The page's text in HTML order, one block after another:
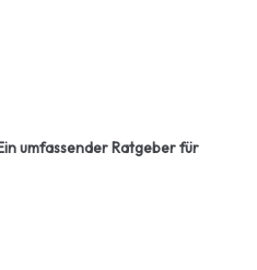
umfassender Ratgeber für